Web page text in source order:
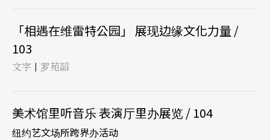
「相遇在维雷特公园」 展现边缘文化力量 /
103
文字 | 罗苑韶
美术馆里听音乐 表演厅里办展览 / 104
纽约艺文场所跨界办活动